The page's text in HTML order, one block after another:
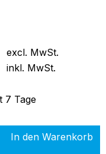
excl. MwSt.
inkl. MwSt.
7 Tage
gewünschten
In den Warenkorb